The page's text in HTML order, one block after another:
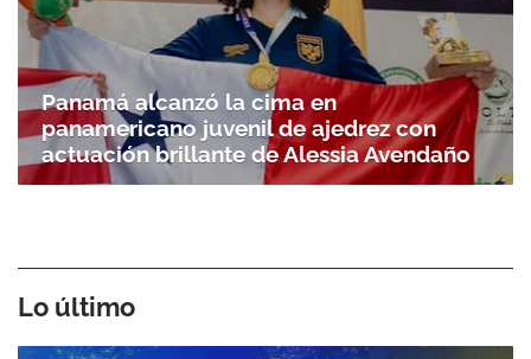
Panamá alcanzó la cima en
panamericano juvenil de ajedrez con
actuación brillante de Alessia Avendaño
Lo último